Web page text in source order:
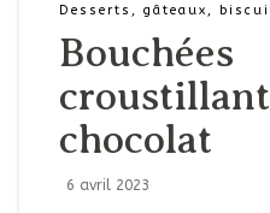
Desserts, gâteaux,
Bouchées
chocolat
6 avril 2023